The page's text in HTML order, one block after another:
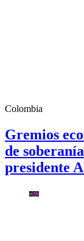
Colombia
Gremios
de
presidente